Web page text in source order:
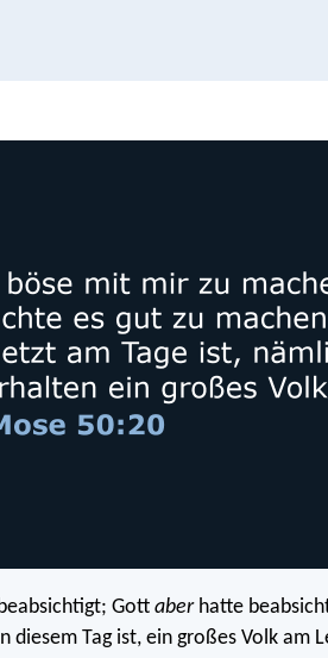
Gott aberhatte
diesem Tag ist, ein großes Volk am